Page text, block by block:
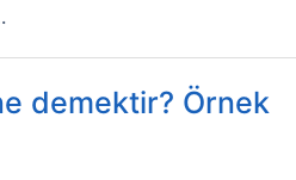
demektir? Örnek